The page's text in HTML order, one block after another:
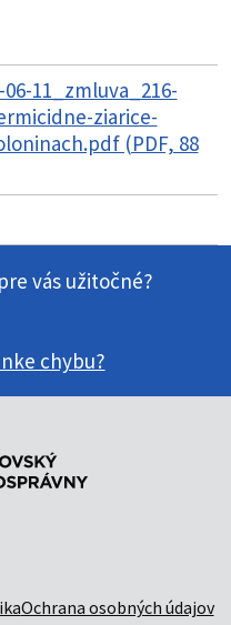
06-11_zmluva_216-
ziarice-
(PDF, 88
vás užitočné?
chybu?
Ochrana osobných údajov